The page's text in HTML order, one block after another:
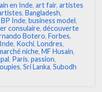
en Inde, art fair, artistes
, Bangladesh,
BP Inde, business model,
consulaire, découverte
Botero, Forbes,
Inde, Kochi, Londres,
niche, MF Husain,
, Paris, passion,
, Sri Lanka, Subodh